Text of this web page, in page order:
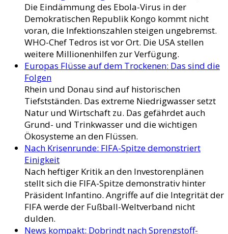
Die Eindämmung des Ebola-Virus in der
Demokratischen Republik Kongo kommt nicht
voran, die Infektionszahlen steigen ungebremst.
WHO-Chef Tedros ist vor Ort. Die USA stellen
weitere Millionenhilfen zur Verfügung.
Europas Flüsse auf dem Trockenen: Das sind die
Folgen
Rhein und Donau sind auf historischen
Tiefstständen. Das extreme Niedrigwasser setzt
Natur und Wirtschaft zu. Das gefährdet auch
Grund- und Trinkwasser und die wichtigen
Ökosysteme an den Flüssen.
Nach Krisenrunde: FIFA-Spitze demonstriert
Einigkeit
Nach heftiger Kritik an den Investorenplänen
stellt sich die FIFA-Spitze demonstrativ hinter
Präsident Infantino. Angriffe auf die Integrität der
FIFA werde der Fußball-Weltverband nicht
dulden.
News kompakt: Dobrindt nach Sprengstoff-